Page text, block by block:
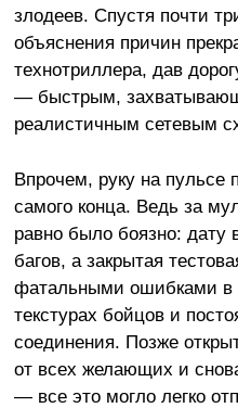
злодеев. Спустя почти
объяснения причин
технотриллера, дав
— быстрым,
реалистичным сетевым
Впрочем, руку на пульсе
самого конца. Ведь за
равно было боязно: дату
багов, а закрытая
фатальными ошибками в
текстурах бойцов и
соединения. Позже
от всех желающих и
— все это могло легко